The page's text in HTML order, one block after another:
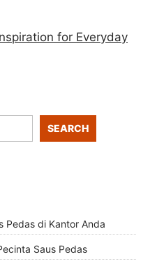
for Everyday
SEARCH
Pedas di Kantor Anda
Saus Pedas